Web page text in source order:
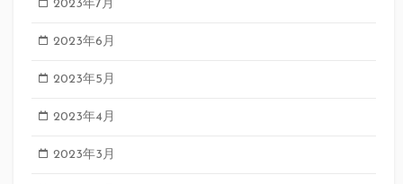
2023年7月
2023年6月
2023年5月
2023年4月
2023年3月